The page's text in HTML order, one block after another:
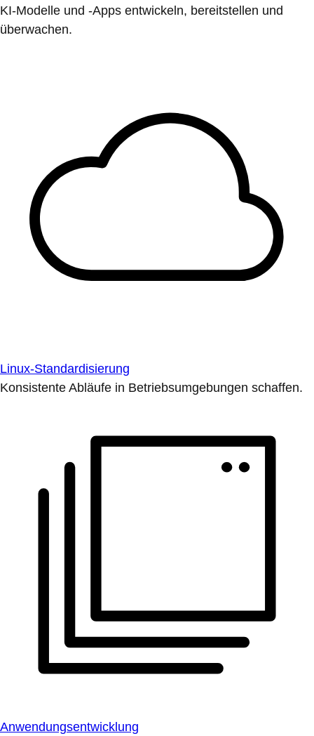
KI-Modelle und -Apps entwickeln, bereitstellen und
überwachen.
Linux-Standardisierung
Konsistente Abläufe in Betriebsumgebungen schaffen.
Anwendungsentwicklung